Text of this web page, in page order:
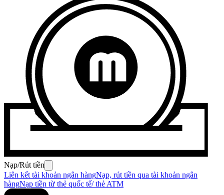
Nạp/Rút tiền
Liên kết tài khoản ngân hàngNạp, rút tiền qua tài khoản ngân
hàngNạp tiền từ thẻ quốc tế/ thẻ ATM